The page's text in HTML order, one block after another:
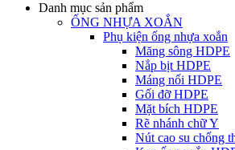
Danh mục sản phẩm
ỐNG NHỰA XOẮN
Phụ kiện ống nhựa xoắn
Măng sông HDPE
Nắp bịt HDPE
Máng nối HDPE
Gối đỡ HDPE
Mặt bích HDPE
Rẽ nhánh chữ Y
Nút cao su chống